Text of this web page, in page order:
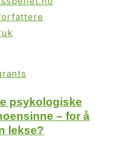
psykologiske
– for å
lekse?